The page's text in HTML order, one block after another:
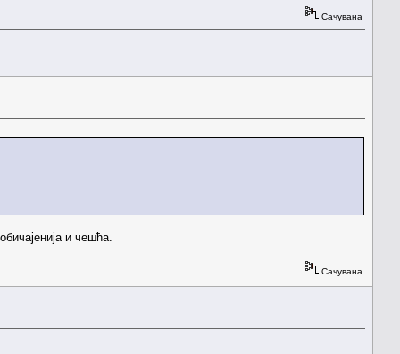
Сачувана
и чешћа.
Сачувана